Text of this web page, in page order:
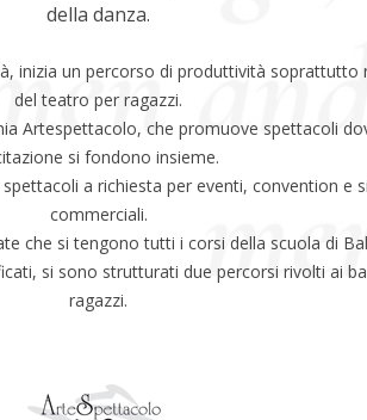
della danza.
inizia un percorso di produttività soprattutto
del teatro per ragazzi.
Artespettacolo, che promuove spettacoli
si fondono insieme.
a richiesta per eventi, convention e
commerciali.
che si tengono tutti i corsi della scuola di
si sono strutturati due percorsi rivolti ai
ragazzi.